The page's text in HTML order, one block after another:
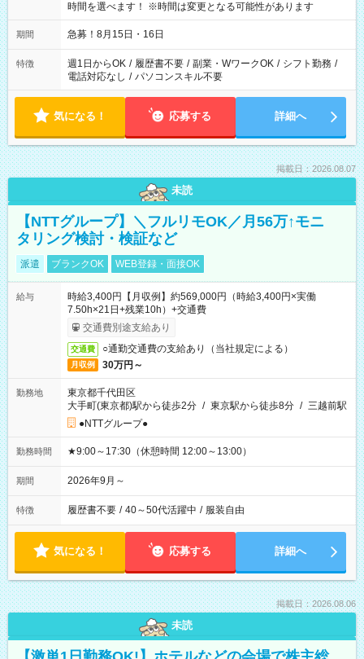
時間を選べます！ ※時間は変更となる可能性があります
期間 急募！8月15日・16日
特徴 週1日からOK / 履歴書不要 / 副業・WワークOK / シフト勤務 /
電話対応なし / パソコンスキル不要
気になる！ 応募する 詳細へ
掲載日：2026.08.07
未読
【NTTグループ】＼フルリモOK／月56万↑モニ
タリング検討・検証など
派遣 ブランクOK WEB登録・面接OK
給与
時給3,400円【月収例】約569,000円（時給3,400円×実働
7.50h×21日+残業10h）+交通費
交通費別途支給あり
交通費 ○通勤交通費の支給あり（当社規定による）
月収例 30万円～
勤務地
東京都千代田区
大手町(東京都)駅から徒歩2分 / 東京駅から徒歩8分 / 三越前駅
●NTTグループ●
勤務時間 ★9:00～17:30（休憩時間 12:00～13:00）
期間 2026年9月～
特徴 履歴書不要 / 40～50代活躍中 / 服装自由
気になる！ 応募する 詳細へ
掲載日：2026.08.06
未読